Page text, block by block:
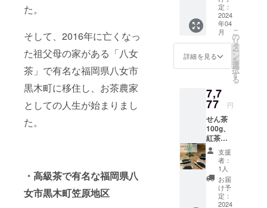
た。
そして、2016年に亡くなっ
た祖父母の家がある「八女
茶」で有名な福岡県八女市
黒木町に移住し、お茶農家
としての人生が始まりまし
た。
・高級茶で有名な福岡県八
女市黒木町笠原地区
は返礼
品と同
時に郵
送に
て、お
届けい
茶/名
称 有
機茶葉/
原料
80g/内
容量
2025年
4月/賞
味期
限 袋
の封を
して、
（ネッ
ト販売
価格
8000円
分） 徳
柴農園
の販売
で何回
でも使
える
30％OF
F(有効
期限10
年間)の
割引
コード
付
き！！
割引
コード
定：
2024
年04
月
詳細を見る
こ
の
リ
タ
ー
ン
を
選
択
す
る
7,7
77 円
せん茶
100g、
紅茶
80g、ほ
うじ茶
80g、抹
茶30g
セット
（ネッ
ト販売
支援
者：
1人
お届
け予
定：
2024